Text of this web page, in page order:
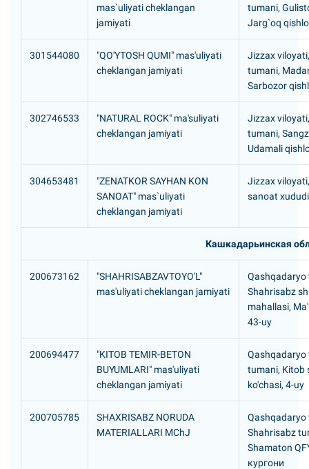
mas`uliyati cheklangan
jamiyati
tumani,
Jarg`oq
301544080
"QO'YTOSH QUMI" mas'uliyati
cheklangan jamiyati
Jizzax
tumani,
Sarbozor
302746533
"NATURAL ROCK" ma'suliyati
cheklangan jamiyati
Jizzax
tumani,
Udamali
304653481
"ZENATKOR SAYHAN KON
SANOAT" mas`uliyati
cheklangan jamiyati
Jizzax
sanoat xududi
Кашкадарьинская
200673162
"SHAHRISABZAVTOYO'L"
mas'uliyati cheklangan jamiyati
Qashqadaryo
Shahrisabz
mahallasi,
43-uy
200694477
"KITOB TEMIR-BETON
BUYUMLARI" mas'uliyati
cheklangan jamiyati
Qashqadaryo
tumani, Kitob
ko'chasi, 4-uy
200705785
SHAXRISABZ NORUDA
MATERIALLARI MChJ
Qashqadaryo
Shahrisabz
Shamaton
кургони